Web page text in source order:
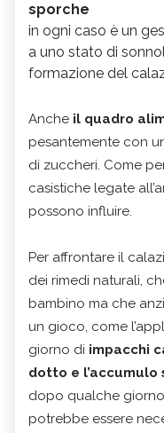
sporche
in ogni caso è un
a uno stato di
formazione del
Anche il quadro
pesantemente con
di zuccheri. Come
casistiche legate
possono influire.
Per affrontare il
dei rimedi naturali,
bambino ma che
un gioco, come
giorno di impacchi
dotto e l’accumulo
dopo qualche
potrebbe essere